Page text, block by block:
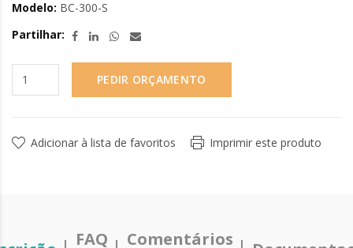
Modelo: BC-300-S
Partilhar:
PEDIR ORÇAMENTO
Adicionar à lista de favoritos Imprimir este produto
FAQ
Comentários